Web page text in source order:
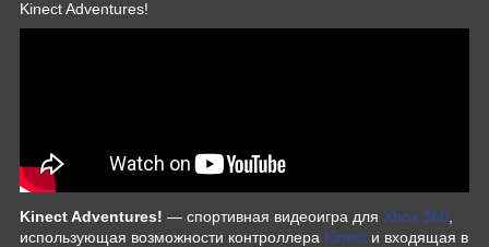
Kinect Adventures!
Kinect Adventures! — спортивная видеоигра для Xbox 360
использующая возможности контроллера Kinect и входящая в